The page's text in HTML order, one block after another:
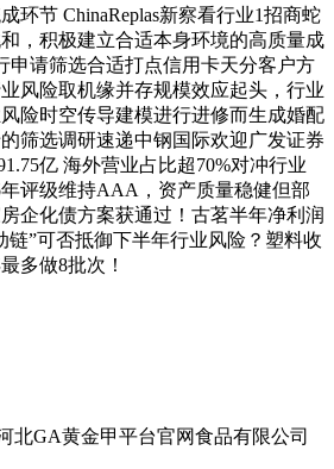
节 ChinaReplas新察看行业1招商蛇
，积极建立合适本身环境的高质量成
申请筛选合适打点信用卡天分客户方
风险取机缘并存规模效应起头，行业
险时空传导建模进行进修而生成婚配
筛选调研速递中钢国际欢迎广发证券
亿 海外营业占比超70%对冲行业
评级维持AAA，资产质量稳健但部
企化债方案获通过！古茗半年净利润
链”可否抵御下半年行业风险？塑料收
多做8批次！
北GA黄金甲平台官网食品有限公司